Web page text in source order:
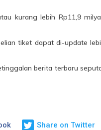
kurang lebih Rp11,9
tiket dapat di-update
berita terbaru
Share on Twitter